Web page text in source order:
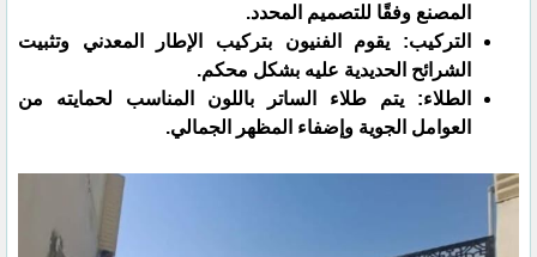
المصنع وفقًا للتصميم المحدد.
التركيب: يقوم الفنيون بتركيب الإطار المعدني وتثبيت
الشرائح الحديدية عليه بشكل محكم.
الطلاء: يتم طلاء الساتر باللون المناسب لحمايته من
العوامل الجوية وإضفاء المظهر الجمالي.